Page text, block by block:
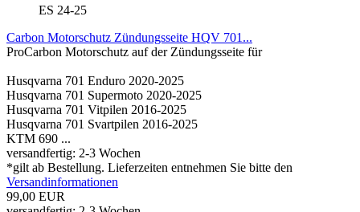
Carbon Motorschutz Zündungsseite HQV 701...
ProCarbon Motorschutz auf der Zündungsseite für
Husqvarna 701 Enduro 2020-2025
Husqvarna 701 Supermoto 2020-2025
Husqvarna 701 Vitpilen 2016-2025
Husqvarna 701 Svartpilen 2016-2025
KTM 690 ...
versandfertig: 2-3 Wochen
*gilt ab Bestellung. Lieferzeiten entnehmen Sie bitte den
Versandinformationen
99,00 EUR